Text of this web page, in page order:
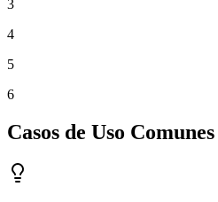
3
4
5
6
Casos de Uso Comunes